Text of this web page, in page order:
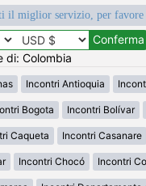
il miglior servizio, per
di: Colombia
Incontri Antioquia
Bogota Incontri Bolívar
Caqueta Incontri Casanare
Incontri Chocó Incontri